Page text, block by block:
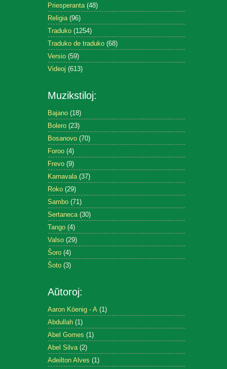
Priesperanta (48)
Religia (96)
Traduko (1254)
Traduko de traduko (68)
Versio (59)
Videoj (613)
Muzikstiloj:
Bajano (18)
Bolero (23)
Bosanovo (70)
Foroo (4)
Frevo (9)
Karnavala (37)
Roko (29)
Sambo (71)
Sertaneca (30)
Tango (4)
Valso (29)
Ŝoro (4)
Ŝoto (3)
Aŭtoroj:
Aaron Köenig - A (1)
Abdullah (1)
Abel Gomes (1)
Abel Silva (2)
Adeilton Alves (1)